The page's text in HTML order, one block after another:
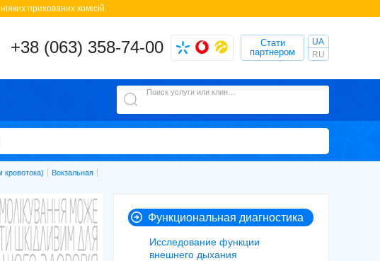
прихованих комісій.
+38 (063) 358-74-00
Стати
партнером
UA
RU
кровотока)
Вокзальная
Функциональная диагностика
Исследование функции
внешнего дыхания